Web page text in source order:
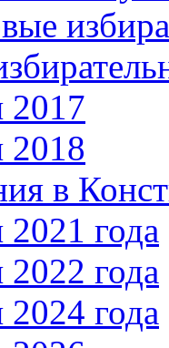
в
года
года
года